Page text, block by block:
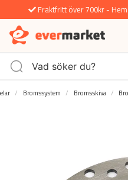
Fraktfritt över 700kr -
Bromssystem Bromsskiva